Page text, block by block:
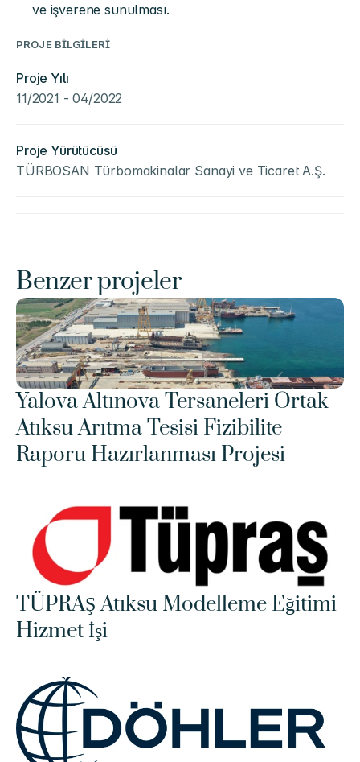
ve işverene sunulması.
PROJE BİLGİLERİ
Proje Yılı
11/2021 - 04/2022
Proje Yürütücüsü
TÜRBOSAN Türbomakinalar Sanayi ve Ticaret A.Ş.
Benzer projeler
Yalova Altınova Tersaneleri Ortak
Atıksu Arıtma Tesisi Fizibilite
Raporu Hazırlanması Projesi
TÜPRAŞ Atıksu Modelleme Eğitimi
Hizmet İşi